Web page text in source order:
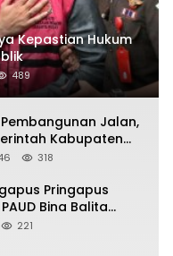
Kepastian Hukum
489
Jalan,
Kabupaten
318
Pringapus
Bina Balita
2026
221